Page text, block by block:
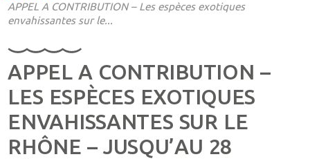
APPEL A CONTRIBUTION – Les espèces exotiques
envahissantes sur le...
APPEL A CONTRIBUTION –
LES ESPÈCES EXOTIQUES
ENVAHISSANTES SUR LE
RHÔNE – JUSQU’AU 28